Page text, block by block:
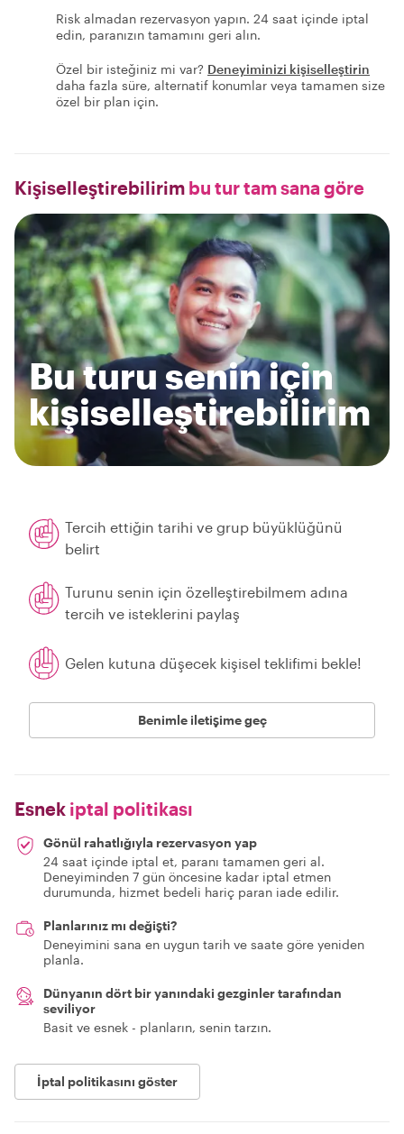
Risk almadan rezervasyon yapın. 24 saat içinde iptal
edin, paranızın tamamını geri alın.
Özel bir isteğiniz mi var? Deneyiminizi kişiselleştirin
daha fazla süre, alternatif konumlar veya tamamen size
özel bir plan için.
Kişiselleştirebilirim bu tur tam sana göre
Bu turu senin için
kişiselleştirebilirim
Tercih ettiğin tarihi ve grup büyüklüğünü
belirt
Turunu senin için özelleştirebilmem adına
tercih ve isteklerini paylaş
Gelen kutuna düşecek kişisel teklifimi bekle!
Benimle iletişime geç
Esnek iptal politikası
Gönül rahatlığıyla rezervasyon yap
24 saat içinde iptal et, paranı tamamen geri al.
Deneyiminden 7 gün öncesine kadar iptal etmen
durumunda, hizmet bedeli hariç paran iade edilir.
Planlarınız mı değişti?
Deneyimini sana en uygun tarih ve saate göre yeniden
planla.
Dünyanın dört bir yanındaki gezginler tarafından
seviliyor
Basit ve esnek - planların, senin tarzın.
İptal politikasını göster